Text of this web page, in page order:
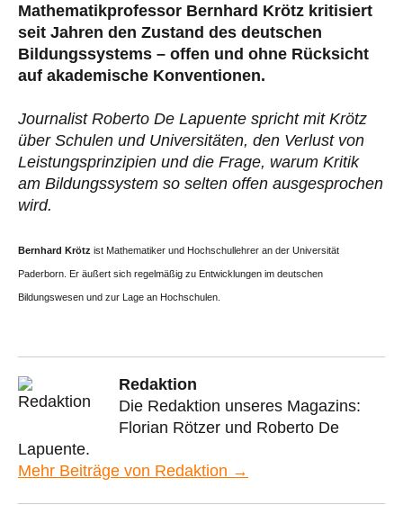
Mathematikprofessor Bernhard Krötz kritisiert
seit Jahren den Zustand des deutschen
Bildungssystems – offen und ohne Rücksicht
auf akademische Konventionen.
Journalist Roberto De Lapuente spricht mit Krötz
über Schulen und Universitäten, den Verlust von
Leistungsprinzipien und die Frage, warum Kritik
am Bildungssystem so selten offen ausgesprochen
wird.
Bernhard Krötz ist Mathematiker und Hochschullehrer an der Universität
Paderborn. Er äußert sich regelmäßig zu Entwicklungen im deutschen
Bildungswesen und zur Lage an Hochschulen.
Redaktion
Die Redaktion unseres Magazins:
Florian Rötzer und Roberto De
Lapuente.
Mehr Beiträge von Redaktion →